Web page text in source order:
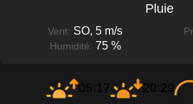
Pluie
Vent: SO, 5 m/s
Humidité: 75 %
05:17 20:29